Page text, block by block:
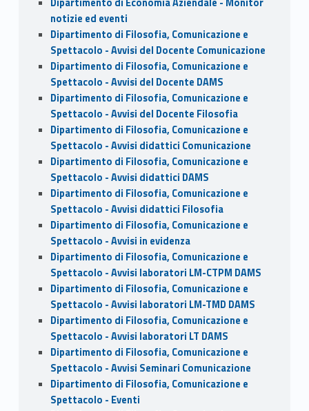
notizie ed eventi
Dipartimento di Filosofia, Comunicazione e
Spettacolo - Avvisi del Docente Comunicazione
Dipartimento di Filosofia, Comunicazione e
Spettacolo - Avvisi del Docente DAMS
Dipartimento di Filosofia, Comunicazione e
Spettacolo - Avvisi del Docente Filosofia
Dipartimento di Filosofia, Comunicazione e
Spettacolo - Avvisi didattici Comunicazione
Dipartimento di Filosofia, Comunicazione e
Spettacolo - Avvisi didattici DAMS
Dipartimento di Filosofia, Comunicazione e
Spettacolo - Avvisi didattici Filosofia
Dipartimento di Filosofia, Comunicazione e
Spettacolo - Avvisi in evidenza
Dipartimento di Filosofia, Comunicazione e
Spettacolo - Avvisi laboratori LM-CTPM DAMS
Dipartimento di Filosofia, Comunicazione e
Spettacolo - Avvisi laboratori LM-TMD DAMS
Dipartimento di Filosofia, Comunicazione e
Spettacolo - Avvisi laboratori LT DAMS
Dipartimento di Filosofia, Comunicazione e
Spettacolo - Avvisi Seminari Comunicazione
Dipartimento di Filosofia, Comunicazione e
Spettacolo - Eventi